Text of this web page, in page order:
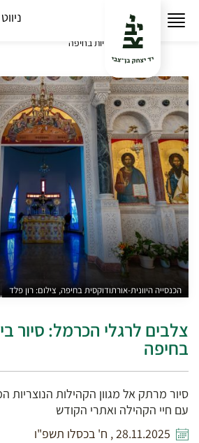
צלבים
נוצריות בחיפה
הכנסייה היוונית-אורתודוקסית בחיפה, צילום: רון פלד
צלבים לרגלי הכרמל: סיור
בחיפה
סיור מרתק אל מגוון הקהילות הנוצריות
עם חיי הקהילה ואתרי הקודש
28.11.2025 , ח' בכסלו תשפ"ו